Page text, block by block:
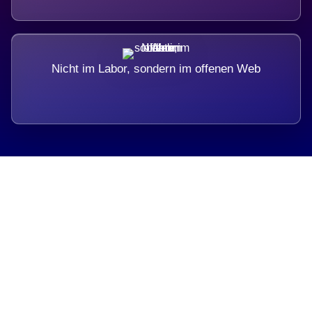
Nicht im Labor, sondern im offenen Web